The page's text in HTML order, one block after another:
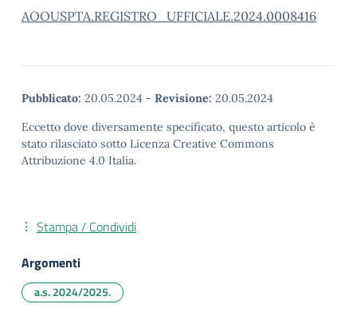
AOOUSPTA.REGISTRO_UFFICIALE.2024.0008416
Pubblicato: 20.05.2024 - Revisione: 20.05.2024
Eccetto dove diversamente specificato, questo articolo è
stato rilasciato sotto Licenza Creative Commons
Attribuzione 4.0 Italia.
Stampa / Condividi
Argomenti
a.s. 2024/2025.